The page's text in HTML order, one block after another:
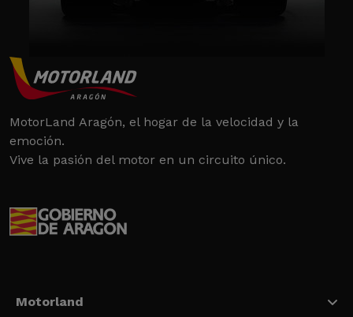
MotorLand Aragón, el hogar de la velocidad y la
emoción.
Vive la pasión del motor en un circuito único.
Motorland